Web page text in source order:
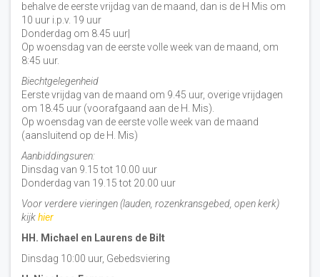
behalve de eerste vrijdag van de maand, dan is de H Mis om
10 uur i.p.v. 19 uur
Donderdag om 8.45 uur|
Op woensdag van de eerste volle week van de maand, om
8:45 uur.
Biechtgelegenheid
Eerste vrijdag van de maand om 9.45 uur, overige vrijdagen
om 18.45 uur (voorafgaand aan de H. Mis).
Op woensdag van de eerste volle week van de maand
(aansluitend op de H. Mis)
Aanbiddingsuren:
Dinsdag van 9.15 tot 10.00 uur
Donderdag van 19.15 tot 20.00 uur
Voor verdere vieringen (lauden, rozenkransgebed, open kerk)
kijkhier
HH. Michael en Laurens de Bilt
Dinsdag 10:00 uur, Gebedsviering